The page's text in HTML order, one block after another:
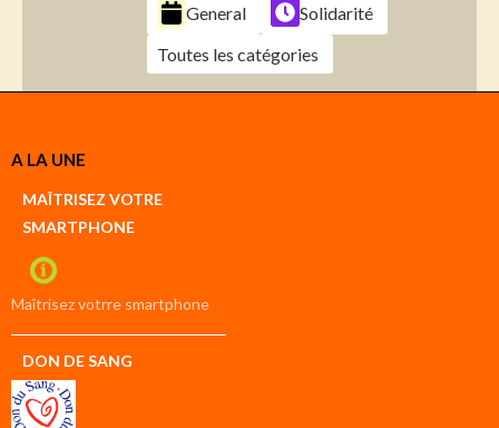
General
Solidarité
Toutes les catégories
Créer
compte
compte
A LA UNE
MAÎTRISEZ VOTRE
SMARTPHONE
Maîtrisez votrre smartphone
DON DE SANG